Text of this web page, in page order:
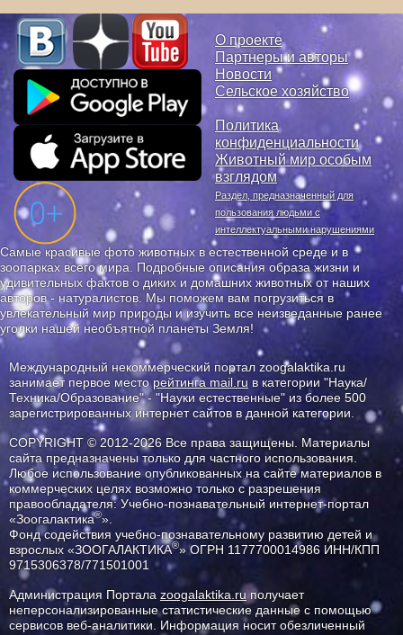
О проекте
Партнеры и авторы
Новости
Сельское хозяйство
Политика
конфиденциальности
Животный мир особым
взглядом
Раздел, предназначенный для
пользования людьми с
интеллектуальными нарушениями
Самые красивые фото животных в естественной среде и в
зоопарках всего мира. Подробные описания образа жизни и
удивительных фактов о диких и домашних животных от наших
авторов - натуралистов. Мы поможем вам погрузиться в
увлекательный мир природы и изучить все неизведанные ранее
уголки нашей необъятной планеты Земля!
Международный некоммерческий портал zoogalaktika.ru
занимает первое месторейтинга mail.ru в категории "Наука/
Техника/Образование" - "Науки естественные" из более 500
зарегистрированных интернет сайтов в данной категории.
COPYRIGHT © 2012-2026 Все права защищены. Материалы
сайта предназначены только для частного использования.
Любое использование опубликованных на сайте материалов в
коммерческих целях возможно только с разрешения
правообладателя: Учебно-познавательный интернет-портал
«Зоогалактика®».
Фонд содействия учебно-познавательному развитию детей и
взрослых «ЗООГАЛАКТИКА®» ОГРН 1177700014986 ИНН/КПП
9715306378/771501001
Администрация Портала zoogalaktika.ruполучает
неперсонализированные статистические данные с помощью
сервисов веб-аналитики. Информация носит обезличенный